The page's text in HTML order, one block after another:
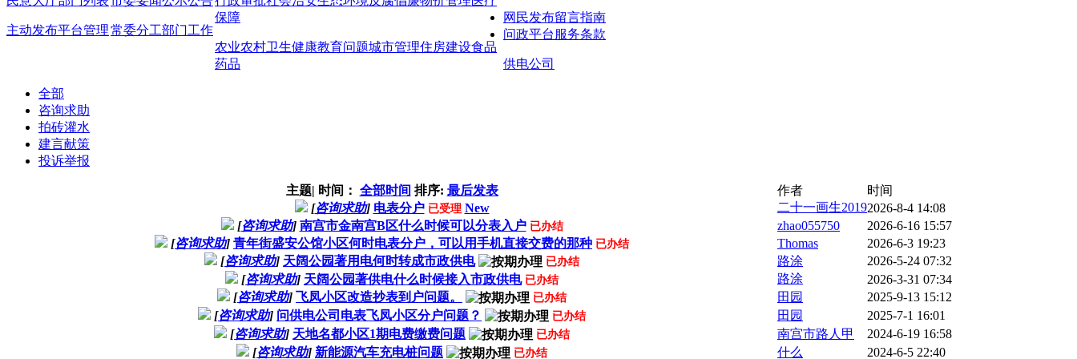
主动发布平台管理常委分工部门工作
保障
农业农村卫生健康教育问题城市管理住房建设食品
药品
网民发布留言指南
问政平台服务条款
供电公司
全部
咨询求助
拍砖灌水
建言献策
投诉举报
主题| 时间： 全部时间 排序: 最后发表 作者
时间
[咨询求助] 电表分户 已受理 New 二十一画生20192026-8-4 14:08
[咨询求助] 南宫市金南宫B区什么时候可以分表入户 已办结 zhao055750
2026-6-16 15:57
[咨询求助] 青年街盛安公馆小区何时电表分户，可以用手机直接交费的那种 已办结 Thomas
2026-6-3 19:23
[咨询求助] 天阔公园著用电何时转成市政供电 已办结 路涂
2026-5-24 07:32
[咨询求助] 天阔公园著供电什么时候接入市政供电 已办结 路涂
2026-3-31 07:34
[咨询求助] 飞凤小区改造抄表到户问题。 已办结 田园
2025-9-13 15:12
[咨询求助] 问供电公司电表飞凤小区分户问题？ 已办结 田园
2025-7-1 16:01
[咨询求助] 天地名都小区1期电费缴费问题 已办结 南宫市路人甲
2024-6-19 16:58
[咨询求助] 新能源汽车充电桩问题 已办结 什么 2024-6-5 22:40